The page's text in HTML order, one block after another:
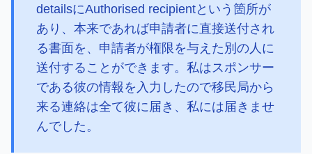
detailsにAuthorised recipientという箇所が
あり、本来であれば申請者に直接送付され
る書面を、申請者が権限を与えた別の人に
送付することができます。私はスポンサー
である彼の情報を入力したので移民局から
来る連絡は全て彼に届き、私には届きませ
んでした。